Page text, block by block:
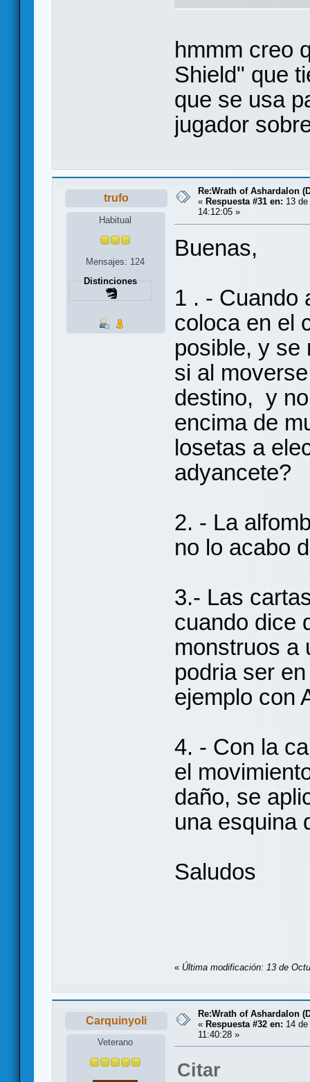
hmmm creo
Shield" que
que se usa
jugador
trufo
Habitual
Mensajes: 124
Distinciones
Re:Wrath of Ashardalon
« Respuesta #31 en: 13
14:12:05 »
Buenas,
1 . - Cuando
coloca en el
posible, y
si al
destino, y
encima de
losetas a
adyancete?
2. - La
no lo acabo
3.- Las
cuando dice
monstruos a
podria ser
ejemplo con
4. - Con la
el
daño, se
una esquina
Saludos
« Última modificación: 13 de
Carquinyoli
Veterano
Re:Wrath of Ashardalon
« Respuesta #32 en: 14
11:40:28 »
Citar